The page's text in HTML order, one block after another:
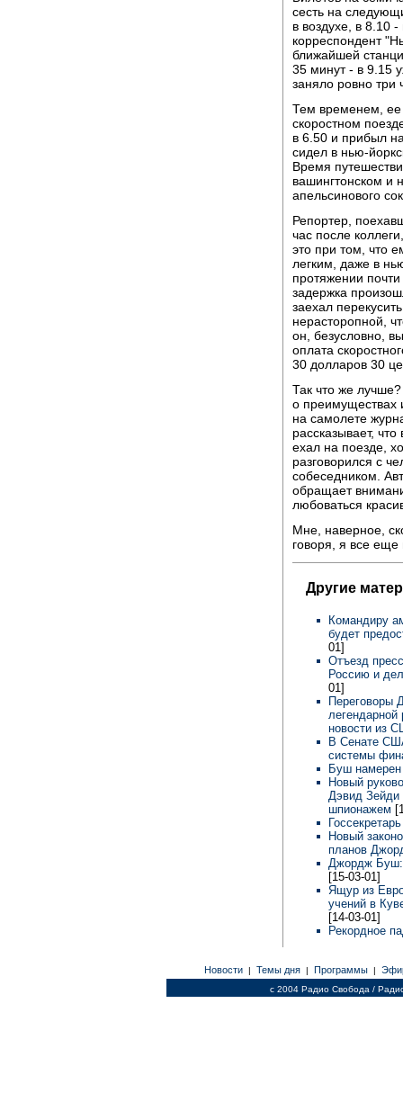
сесть на
в воздухе, в 8.10
корреспондент
ближайшей
35 минут - в 9.15
заняло ровно три
Тем временем, ее
скоростном
в 6.50 и прибыл
сидел в нью-
Время
вашингтонском и
апельсинового
Репортер,
час после
это при том, что
легким, даже в
протяжении
задержка
заехал
нерасторопной,
он, безусловно,
оплата
30 долларов 30
Так что же
о преимуществах
на самолете
рассказывает,
ехал на поезде,
разговорился с
собеседником.
обращает
любоваться
Мне, наверное,
говоря, я все
Другие
Командиру
будет
01]
Отъезд
Россию и
01]
Переговоры
новости из
В Сенате
системы
Буш
Новый
Дэвид Зейди
шпионажем
Новый
планов
Джордж Буш:
[15-03-01]
Ящур из
учений в
[14-03-01]
Рекордное
Новости | Темы дня | Программы |
c 2004 Радио Свобода /